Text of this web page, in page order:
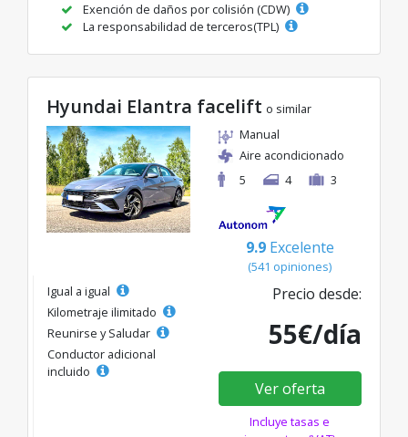
Exención de daños por colisión (CDW)
La responsabilidad de terceros(TPL)
Hyundai Elantra facelift o similar
Manual
Aire acondicionado
5
4 3
9.9 Excelente
(541 opiniones)
Igual a igual
Kilometraje ilimitado
Reunirse y Saludar
Conductor adicional
incluido
Precio desde:
55€/día
Ver oferta
Incluye tasas e